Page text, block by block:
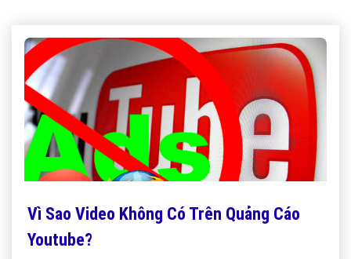
Vì Sao Video Không Có Trên Quảng Cáo
Youtube?